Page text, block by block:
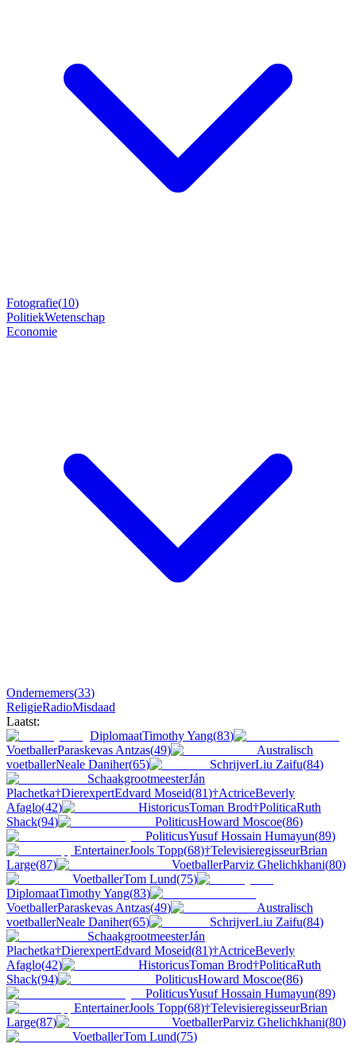
Fotografie(10)
PolitiekWetenschap
Economie
Ondernemers(33)
ReligieRadioMisdaad
Laatst:
DiplomaatTimothy Yang(83)
VoetballerParaskevas Antzas(49)
Australisch
voetballerNeale Daniher(65) SchrijverLiu Zaifu(84)
SchaakgrootmeesterJán
Plachetka†DierexpertEdvard Moseid(81)†ActriceBeverly
Afaglo(42) HistoricusToman Brod†PoliticaRuth
Shack(94) PoliticusHoward Moscoe(86)
PoliticusYusuf Hossain Humayun(89)
EntertainerJools Topp(68)†TelevisieregisseurBrian
Large(87) VoetballerParviz Ghelichkhani(80)
VoetballerTom Lund(75)
DiplomaatTimothy Yang(83)
VoetballerParaskevas Antzas(49)
Australisch
voetballerNeale Daniher(65) SchrijverLiu Zaifu(84)
SchaakgrootmeesterJán
Plachetka†DierexpertEdvard Moseid(81)†ActriceBeverly
Afaglo(42) HistoricusToman Brod†PoliticaRuth
Shack(94) PoliticusHoward Moscoe(86)
PoliticusYusuf Hossain Humayun(89)
EntertainerJools Topp(68)†TelevisieregisseurBrian
Large(87) VoetballerParviz Ghelichkhani(80)
VoetballerTom Lund(75)